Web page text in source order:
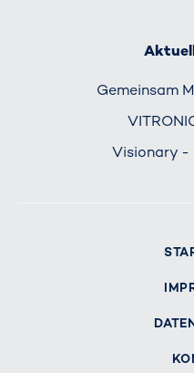
Gemeinsam
Visionary -